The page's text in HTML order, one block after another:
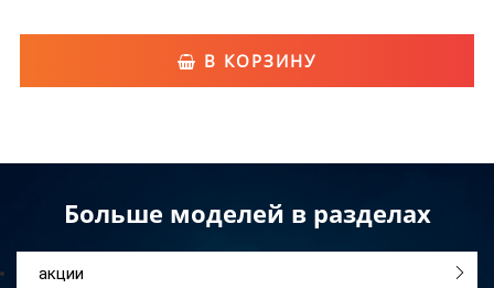
В КОРЗИНУ
Больше моделей в разделах
акции